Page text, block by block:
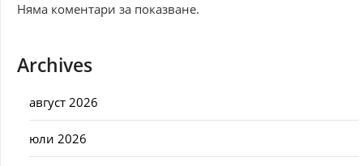
Няма коментари за показване.
Archives
август 2026
юли 2026